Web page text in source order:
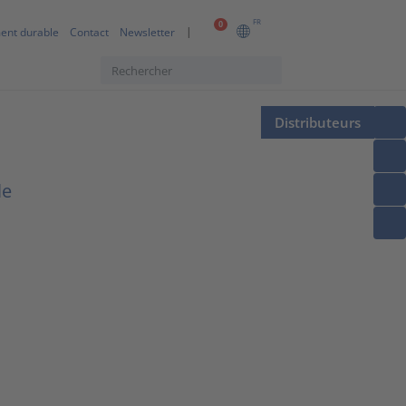
0 FR
durable Contact Newsletter
Distributeurs